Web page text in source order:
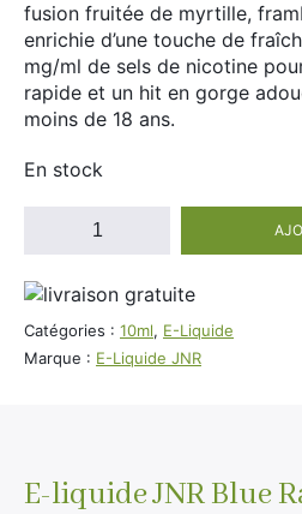
fusion fruitée de myrtille,
enrichie d’une touche de
mg/ml de sels de nicotine
rapide et un hit en gorge
moins de 18 ans.
En stock
quantité
Liquide
JNR
Blue
Nicotine
Catégories : 10ml, E-Liquide
Marque : E-Liquide JNR
E-liquide JNR Blue
JNR
Adalya
Al Fakher
Cristal Puff
50ml
CBD
Divers
Nouveautés